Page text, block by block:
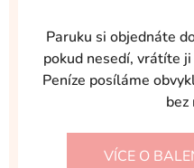
Paruku si objednáte
pokud nesedí, vrátíte
Peníze posíláme
bez
VÍCE O